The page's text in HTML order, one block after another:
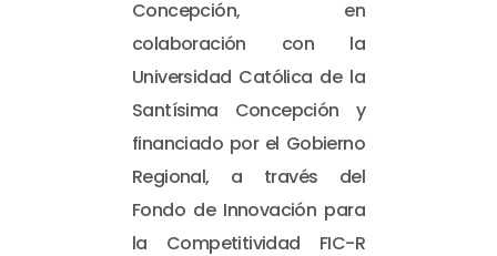
Concepción, en
colaboración con la
Universidad Católica de la
Santísima Concepción y
financiado por el Gobierno
Regional, a través del
Fondo de Innovación para
la Competitividad FIC-R